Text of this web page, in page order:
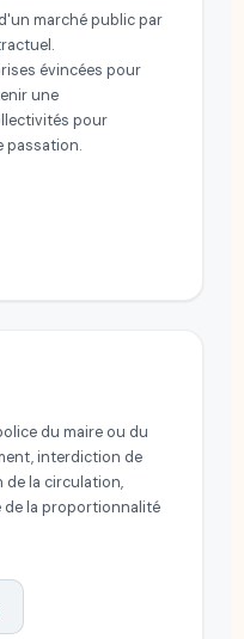
marché public par
évincées pour
une
pour
passation.
du maire ou du
interdiction de
de la circulation,
de la proportionnalité